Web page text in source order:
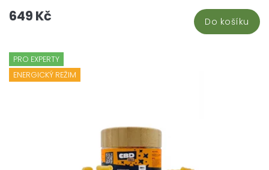
649 Kč Do košíku
PRO EXPERTY
ENERGICKÝ REŽIM